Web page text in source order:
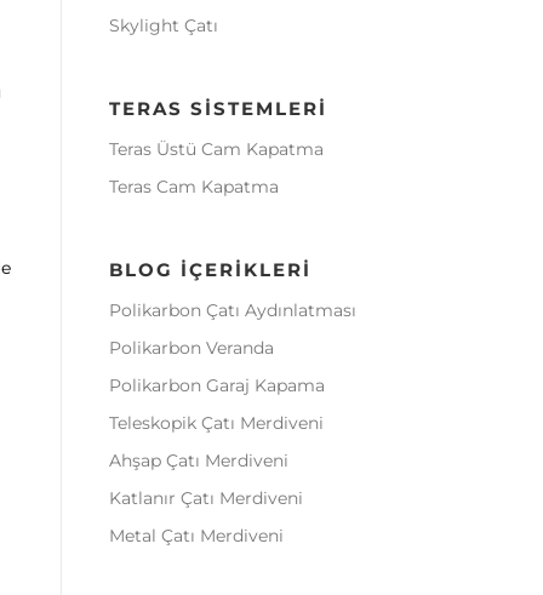
Skylight Çatı
TERAS SISTEMLERI
Teras Üstü Cam Kapatma
Teras Cam Kapatma
BLOG İÇERIKLERI
Polikarbon Çatı Aydınlatması
Polikarbon Veranda
Polikarbon Garaj Kapama
Teleskopik Çatı Merdiveni
Ahşap Çatı Merdiveni
Katlanır Çatı Merdiveni
Metal Çatı Merdiveni